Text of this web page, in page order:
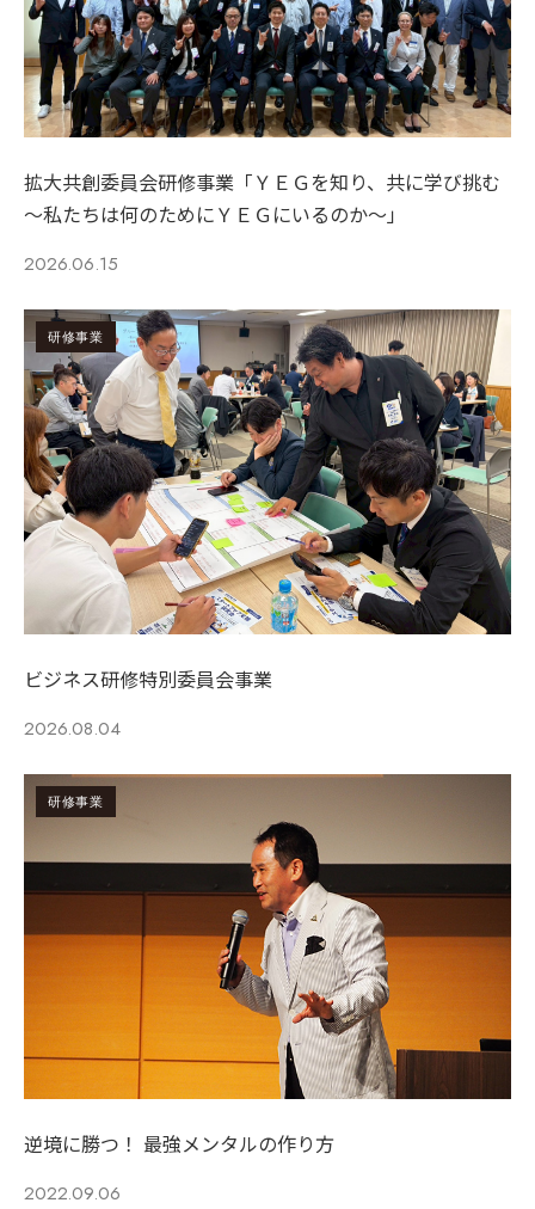
拡大共創委員会研修事業「ＹＥＧを知り、共に学び挑む
〜私たちは何のためにＹＥＧにいるのか〜」
2026.06.15
研修事業
ビジネス研修特別委員会事業
2026.08.04
研修事業
逆境に勝つ！ 最強メンタルの作り⽅
2022.09.06